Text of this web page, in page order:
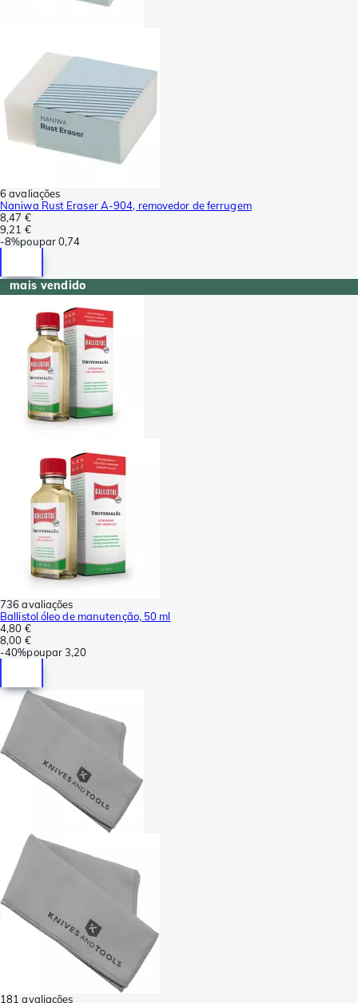
6 avaliações
Naniwa Rust Eraser A-904, removedor de ferrugem
8,47 €
9,21 €
-8%poupar0,74
mais vendido
736 avaliações
Ballistol óleo de manutenção, 50 ml
4,80 €
8,00 €
-40%poupar3,20
181 avaliações